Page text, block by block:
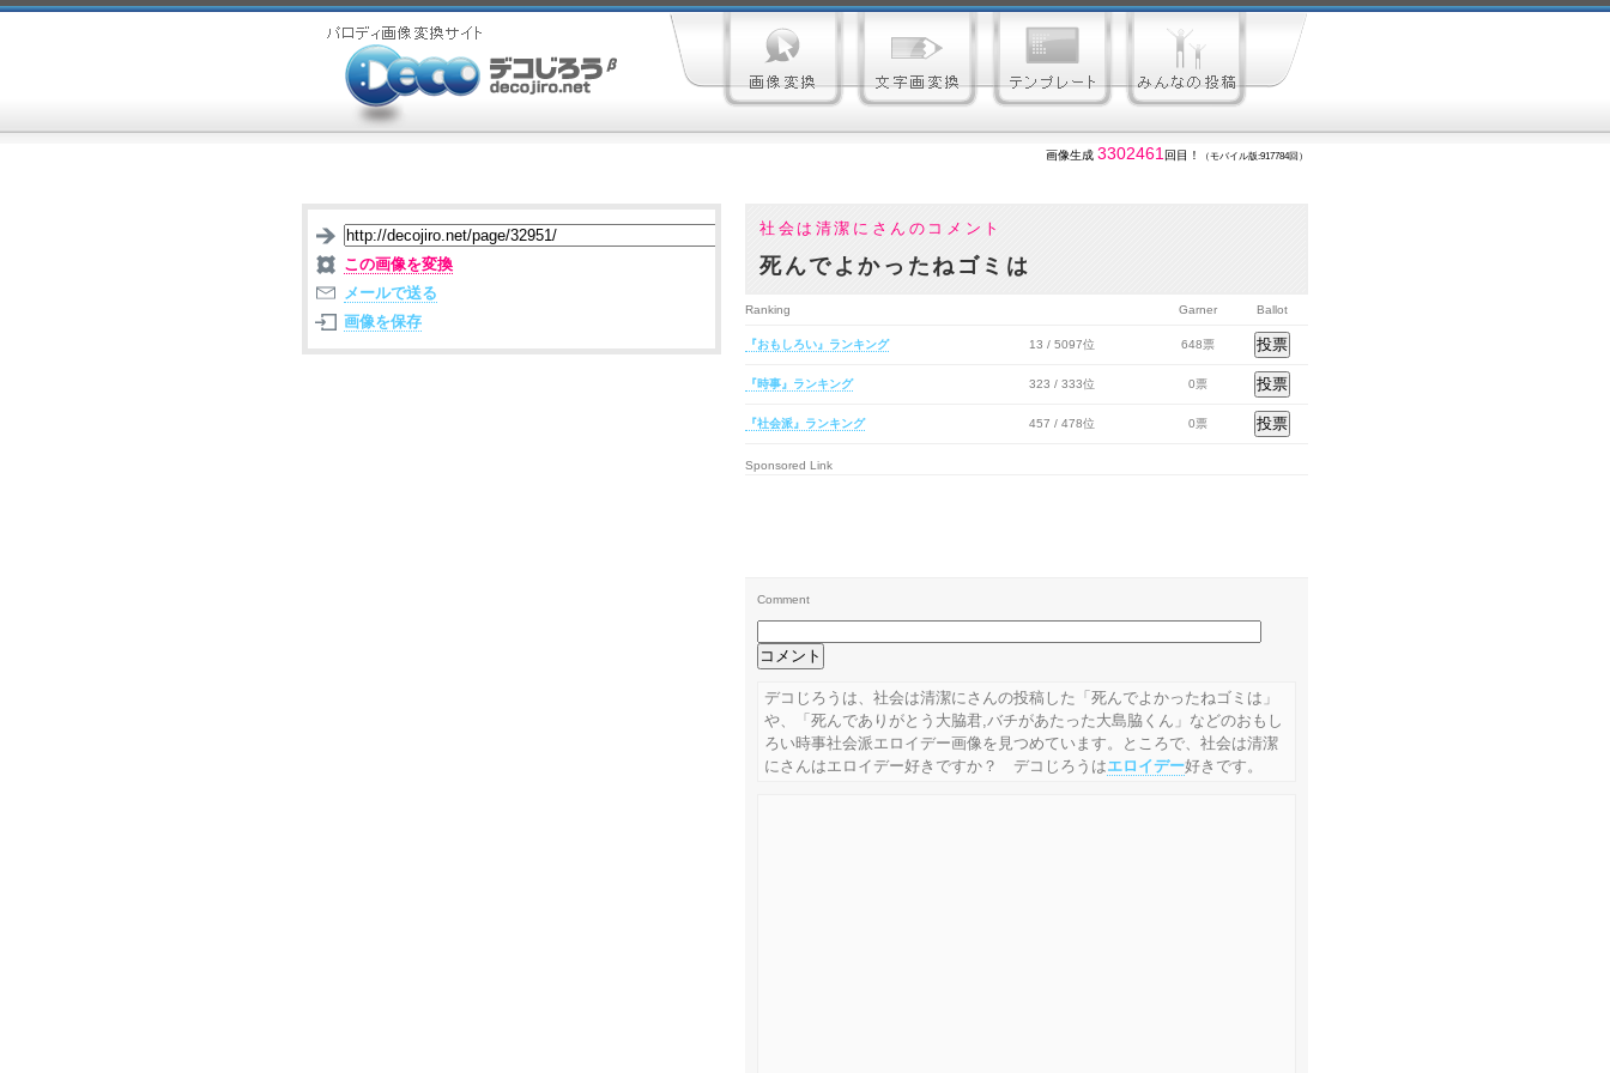
画像生成 3302461 回目！ （モバイル版:917784回）
社会は清潔にさんのコメント
死んでよかったねゴミは
この画像を変換
メールで送る
画像を保存
Ranking Garner Ballot
『おもしろい』ランキング 13 / 5097位 648票
『時事』ランキング 323 / 333位 0票
『社会派』ランキング 457 / 478位 0票
Sponsored Link
Comment
デコじろうは、社会は清潔にさんの投稿した「死んでよかったねゴミは」
や、「死んでありがとう大脇君,バチがあたった大島脇くん」などのおもし
ろい時事社会派エロイデー画像を見つめています。ところで、社会は清潔
にさんはエロイデー好きですか？ デコじろうはエロイデー好きです。